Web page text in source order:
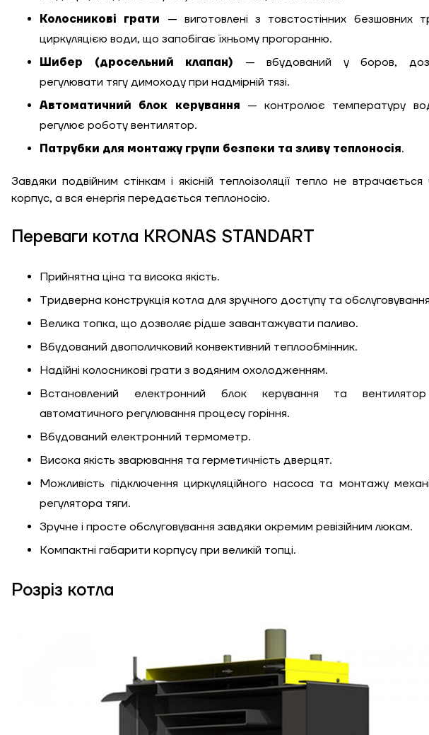
Колосникові грати — виготовлені з товстостінних безшовних
циркуляцією води, що запобігає їхньому прогоранню.
Шибер (дросельний клапан) — вбудований у боров,
регулювати тягу димоходу при надмірній тязі.
Автоматичний блок керування — контролює температуру
регулює роботу вентилятор.
Патрубки для монтажу групи безпеки та зливу теплоносія.
Завдяки подвійним стінкам і якісній теплоізоляції тепло не втрачається
корпус, а вся енергія передається теплоносію.
Переваги котла KRONAS STANDART
Прийнятна ціна та висока якість.
Тридверна конструкція котла для зручного доступу та
Велика топка, що дозволяє рідше завантажувати паливо.
Вбудований двополичковий конвективний теплообмінник.
Надійні колосникові грати з водяним охолодженням.
Встановлений електронний блок керування та
автоматичного регулювання процесу горіння.
Вбудований електронний термометр.
Висока якість зварювання та герметичність дверцят.
Можливість підключення циркуляційного насоса та монтажу
регулятора тяги.
Зручне і просте обслуговування завдяки окремим ревізійним люкам.
Компактні габарити корпусу при великій топці.
Розріз котла